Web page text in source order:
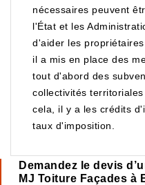
nécessaires peuvent
l'État et les
d'aider les
il a mis en place des
tout d'abord des
collectivités
cela, il y a les crédits
taux d'imposition.
Demandez le devis
MJ Toiture Façades à